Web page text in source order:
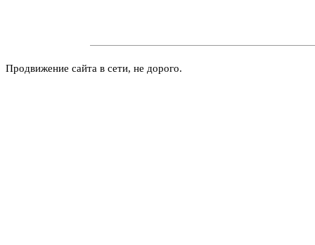
Продвижение сайта в сети, не дорого.